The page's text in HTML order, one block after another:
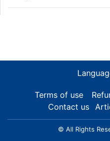
Terms of use
Contact us
© All Rights